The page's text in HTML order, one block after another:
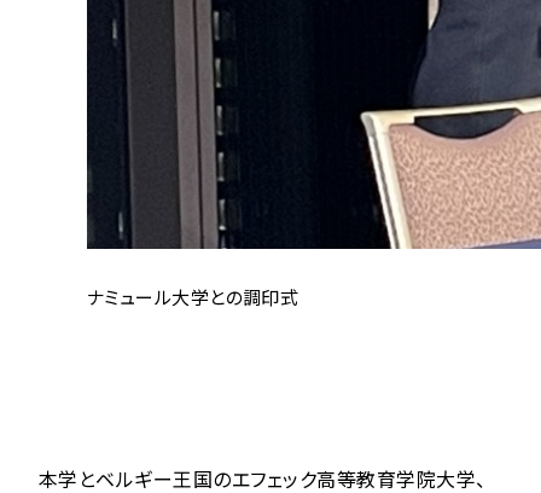
ナミュール大学との調印式
本学とベルギー王国のエフェック高等教育学院大学、